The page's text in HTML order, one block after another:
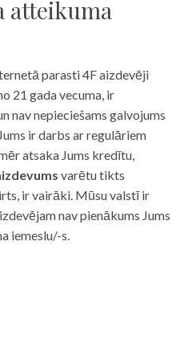
atteikuma
parasti 4F aizdevēji
21 gada vecuma, ir
nav nepieciešams galvojums
ir darbs ar regulāriem
atsaka Jums kredītu,
varētu tikts
ir vairāki. Mūsu valstī ir
nav pienākums Jums
iemeslu/-s.